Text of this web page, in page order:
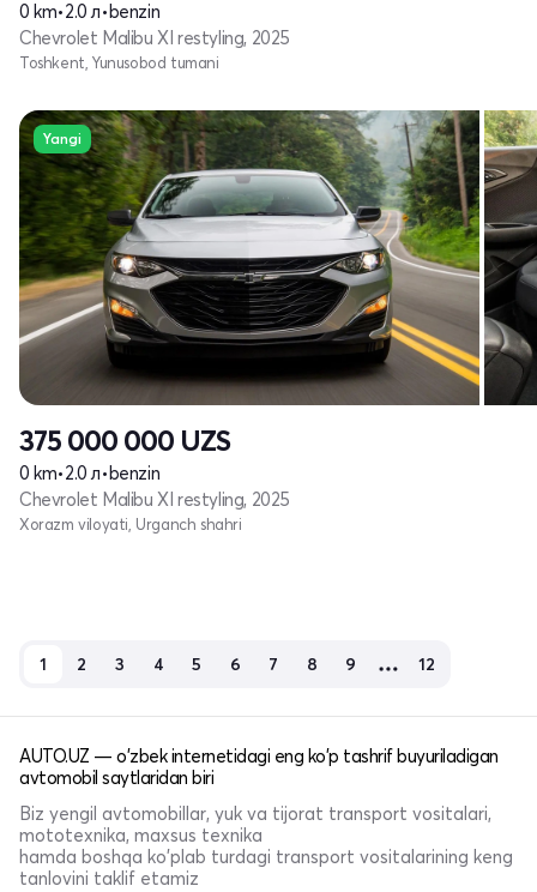
0 km•2.0 л•benzin
Chevrolet Malibu XI restyling, 2025
Toshkent, Yunusobod tumani
Yangi
375 000 000 UZS
0 km•2.0 л•benzin
Chevrolet Malibu XI restyling, 2025
Xorazm viloyati, Urganch shahri
1 2 3 4 5 6 7 8 9 12
AUTO.UZ — o'zbek internetidagi eng ko'p tashrif buyuriladigan
avtomobil saytlaridan biri
Biz yengil avtomobillar, yuk va tijorat transport vositalari,
mototexnika, maxsus texnika
hamda boshqa ko'plab turdagi transport vositalarining keng
tanlovini taklif etamiz